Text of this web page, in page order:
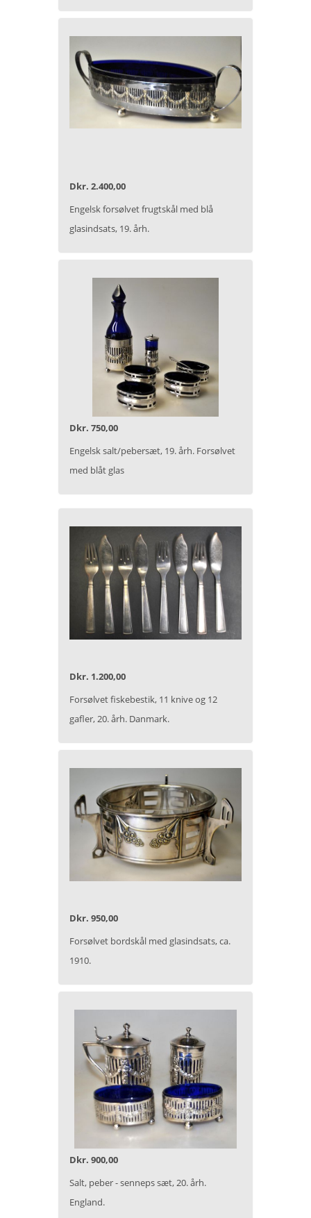
Dkr. 2.400,00
Engelsk forsølvet frugtskål med blå
glasindsats, 19. årh.
Dkr. 750,00
Engelsk salt/pebersæt, 19. årh. Forsølvet
med blåt glas
Dkr. 1.200,00
Forsølvet fiskebestik, 11 knive og 12
gafler, 20. årh. Danmark.
Dkr. 950,00
Forsølvet bordskål med glasindsats, ca.
1910.
Dkr. 900,00
Salt, peber - senneps sæt, 20. årh.
England.